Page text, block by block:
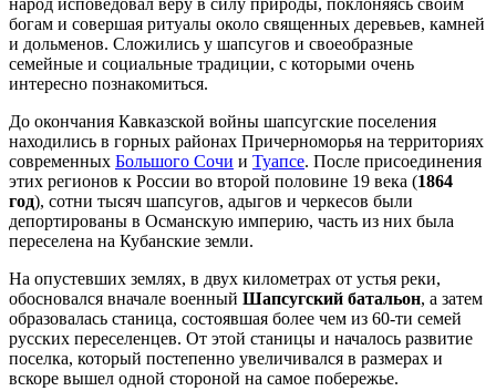
богам и совершая ритуалы около священных деревьев, камней
и дольменов. Сложились у шапсугов и своеобразные
семейные и социальные традиции, с которыми очень
интересно познакомиться.
До окончания Кавказской войны шапсугские поселения
находились в горных районах Причерноморья на территориях
современных Большого Сочи и Туапсе. После присоединения
этих регионов к России во второй половине 19 века (1864
год), сотни тысяч шапсугов, адыгов и черкесов были
депортированы в Османскую империю, часть из них была
переселена на Кубанские земли.
На опустевших землях, в двух километрах от устья реки,
обосновался вначале военный Шапсугский батальон, а затем
образовалась станица, состоявшая более чем из 60-ти семей
русских переселенцев. От этой станицы и началось развитие
поселка, который постепенно увеличивался в размерах и
вскоре вышел одной стороной на самое побережье.